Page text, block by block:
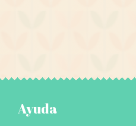
Ayuda